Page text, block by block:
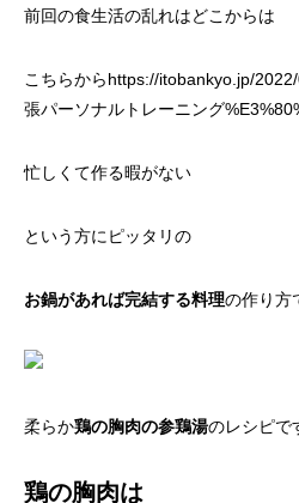
出張 講演 セミナー
痩せますか？｜元日本王者
で答えます
前回の食生活の乱れはどこからは
こちらからhttps://itobankyo.jp/
張パーソナルトレーニング
忙しくて作る暇がない
という方にピッタリの
お鍋があれば完結する料理の作り方
柔らか鶏の胸肉の参鶏湯のレシピで
鶏の胸肉は